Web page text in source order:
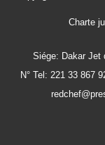
Charte
Siége: Dakar Jet
N° Tel: 221 33 867